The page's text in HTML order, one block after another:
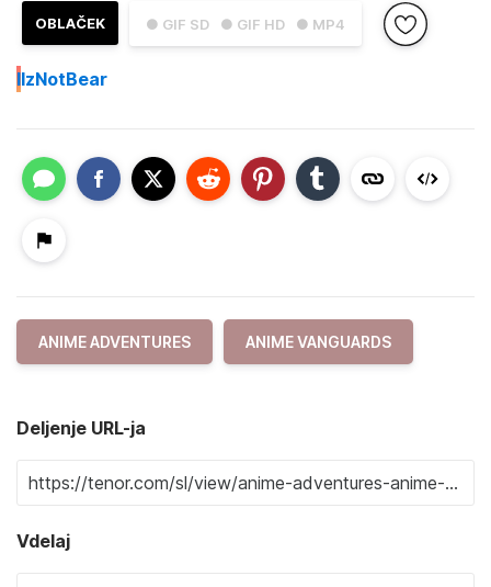
● GIF SD ● GIF HD ● MP4
OBLAČEK
IIzNotBear
ANIME ADVENTURES ANIME VANGUARDS
Deljenje URL-ja
Vdelaj